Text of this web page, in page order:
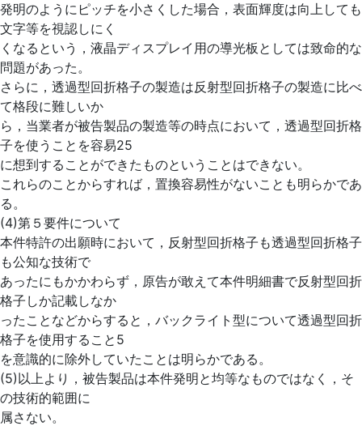
発明のようにピッチを小さくした場合，表面輝度は向上しても
文字等を視認しにく
くなるという，液晶ディスプレイ用の導光板としては致命的な
問題があった。
さらに，透過型回折格子の製造は反射型回折格子の製造に比べ
て格段に難しいか
ら，当業者が被告製品の製造等の時点において，透過型回折格
子を使うことを容易25
に想到することができたものということはできない。
これらのことからすれば，置換容易性がないことも明らかであ
る。
(4)第５要件について
本件特許の出願時において，反射型回折格子も透過型回折格子
も公知な技術で
あったにもかかわらず，原告が敢えて本件明細書で反射型回折
格子しか記載しなか
ったことなどからすると，バックライト型について透過型回折
格子を使用すること5
を意識的に除外していたことは明らかである。
(5)以上より，被告製品は本件発明と均等なものではなく，そ
の技術的範囲に
属さない。